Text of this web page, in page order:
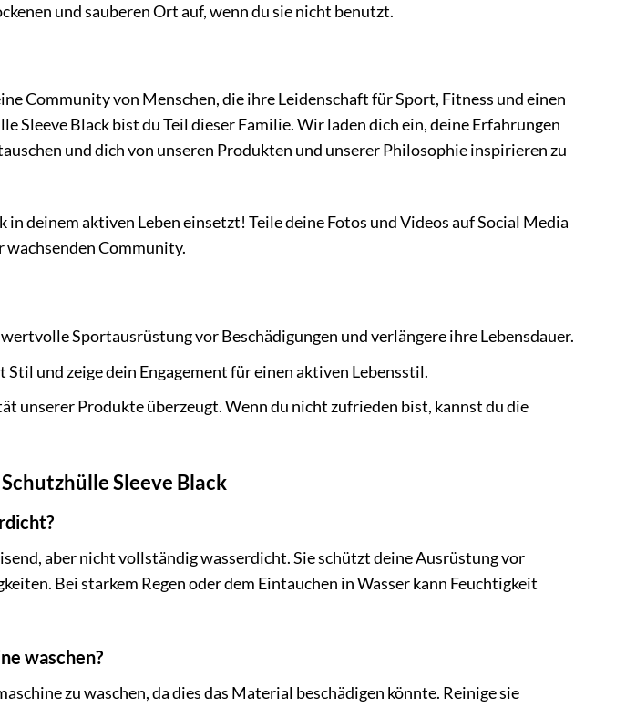
und sauberen Ort auf, wenn du sie nicht benutzt.
Community von Menschen, die ihre Leidenschaft für Sport, Fitness und einen
Sleeve Black bist du Teil dieser Familie. Wir laden dich ein, deine Erfahrungen
und dich von unseren Produkten und unserer Philosophie inspirieren zu
in deinem aktiven Leben einsetzt! Teile deine Fotos und Videos auf Social Media
wachsenden Community.
Sportausrüstung vor Beschädigungen und verlängere ihre Lebensdauer.
Stil und zeige dein Engagement für einen aktiven Lebensstil.
unserer Produkte überzeugt. Wenn du nicht zufrieden bist, kannst du die
Sleeve Black
aber nicht vollständig wasserdicht. Sie schützt deine Ausrüstung vor
Bei starkem Regen oder dem Eintauchen in Wasser kann Feuchtigkeit
waschen?
zu waschen, da dies das Material beschädigen könnte. Reinige sie